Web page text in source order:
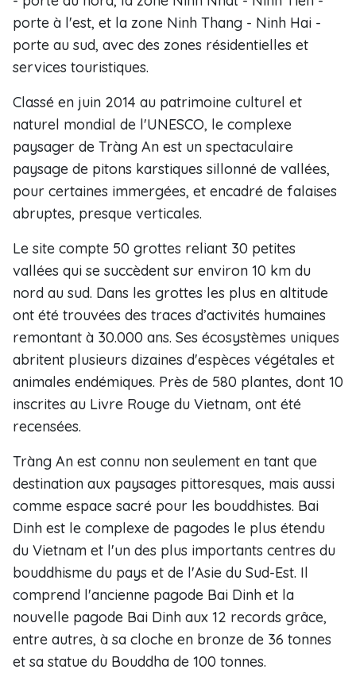
porte à l'est, et la zone Ninh Thang - Ninh Hai -
porte au sud, avec des zones résidentielles et
services touristiques.
Classé en juin 2014 au patrimoine culturel et
naturel mondial de l'UNESCO, le complexe
paysager de Tràng An est un spectaculaire
paysage de pitons karstiques sillonné de vallées,
pour certaines immergées, et encadré de falaises
abruptes, presque verticales.
Le site compte 50 grottes reliant 30 petites
vallées qui se succèdent sur environ 10 km du
nord au sud. Dans les grottes les plus en altitude
ont été trouvées des traces d’activités humaines
remontant à 30.000 ans. ​​Ses écosystèmes uniques
abritent plusieurs dizaines d'espèces végétales et
animales endémiques. Près de 580 plantes, dont 10
inscrites au Livre Rouge du Vietnam, ont été
recensées.​
Tràng An est connu non seulement en tant que
destination aux paysages pittoresques, mais aussi
comme espace sacré pour les bouddhistes. Bai
Dinh est le complexe de pagodes le plus étendu
du Vietnam et l'un des plus importants centres du
bouddhisme du pays et de l'Asie du Sud-Est. Il
comprend l'ancienne pagode Bai Dinh et la
nouvelle pagode Bai Dinh aux 12 records grâce,
entre autres, à sa cloche en bronze de 36 tonnes
et sa statue du Bouddha de 100 tonnes.